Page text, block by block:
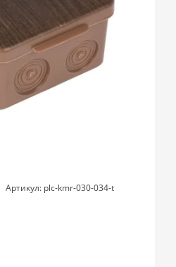
Артикул: plc-kmr-030-034-t